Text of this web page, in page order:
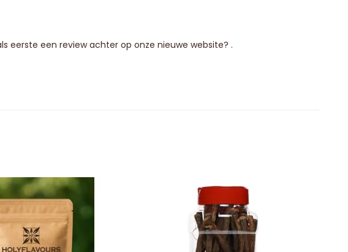
eerste een review achter op onze nieuwe website? .